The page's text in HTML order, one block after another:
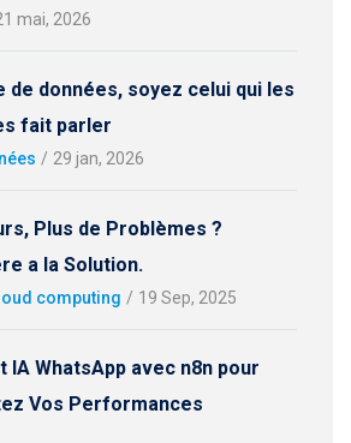
mai, 2026
de données, soyez celui qui les
fait parler
/ 29 jan, 2026
Plus de Problèmes ?
a la Solution.
computing / 19 Sep, 2025
IA WhatsApp avec n8n pour
Vos Performances